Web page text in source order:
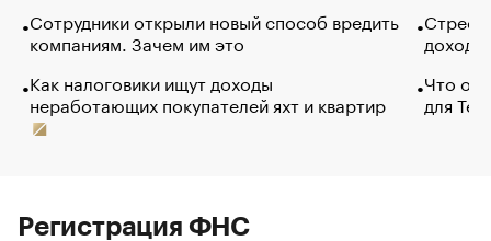
Сотрудники открыли новый способ вредить
компаниям. Зачем им это
Как налоговики ищут доходы
неработающих покупателей яхт и квартир
Что
для
Регистрация ФНС